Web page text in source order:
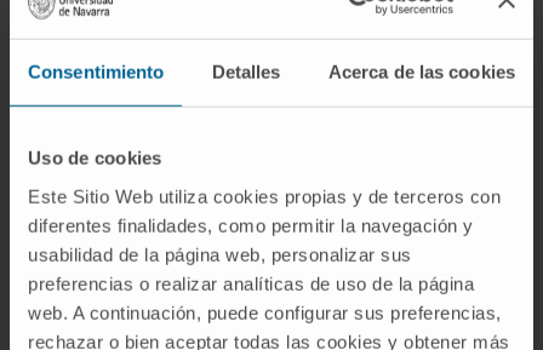
Consentimiento Detalles Acerca de las cookies
Uso de cookies
Este Sitio Web utiliza cookies propias y de terceros con
diferentes finalidades, como permitir la navegación y
usabilidad de la página web, personalizar sus
preferencias o realizar analíticas de uso de la página
web. A continuación, puede configurar sus preferencias,
rechazar o bien aceptar todas las cookies y obtener más
consecuencia, este órgano no consigue
regenerarse con normalidad tras una resección
parcial. El Dr. Josepmaria Argemí, primer autor del
trabajo, cree que esta nueva función de XBP1
"podría facilitar el desarrollo de nuevos
hepática".
Avance en el conocimiento de los mecanismos
del cancer
Los resultados obtenidos en el trabajo